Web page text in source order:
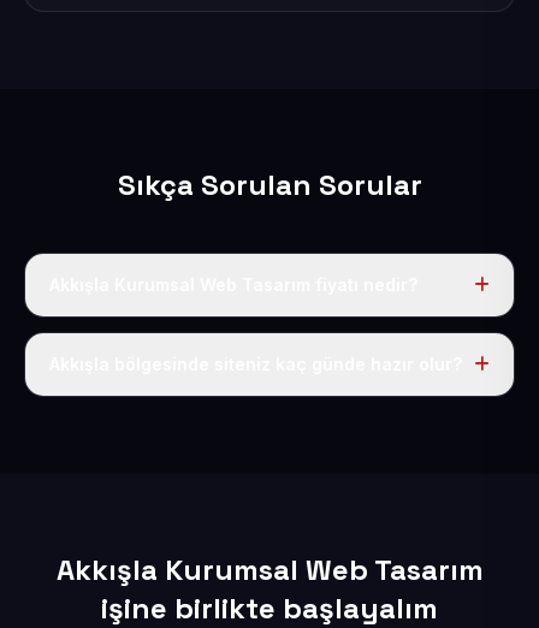
Sıkça Sorulan Sorular
Tek fiyat uygulanır: yıllık 50 USD + KDV. Bu bedele alan
Akkışla Kurumsal Web Tasarım
işine birlikte başlayalım